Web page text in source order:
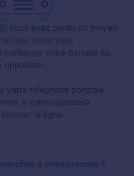
vous avez perdu un moyen
taxi, nous vous
contacter votre banque au
opposition.
votre téléphone portable,
à votre opérateur
la ligne.
à entreprendre ?